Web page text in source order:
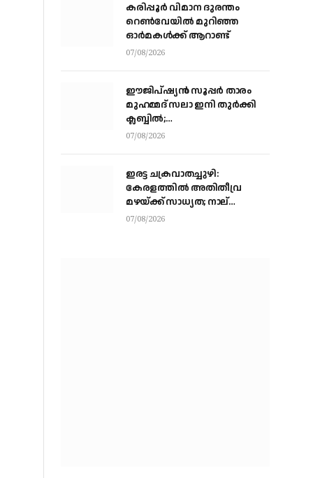
കരിപ്പൂര്‍ വിമാന ദുരന്തം
റെണ്‍വേയില്‍ മുറിഞ്ഞ
ഓര്‍മകള്‍ക്ക് ആറാണ്ട്
07/08/2026
ഈജിപ്ഷ്യന്‍ സൂപ്പര്‍ താരം
മുഹമ്മദ് സലാ ഇനി തുര്‍ക്കി
ക്ലബ്ബില്‍;
ട്രാബ്‌സണ്‍സ്‌പോറിലെ കരാര്‍
07/08/2026
ഇരട്ട ചക്രവാതച്ചുഴി:
കേരളത്തില്‍ അതിതീവ്ര
മഴയ്ക്ക് സാധ്യത; നാല്
ജില്ലകളില്‍ റെഡ് അലര്‍ട്ട്
07/08/2026